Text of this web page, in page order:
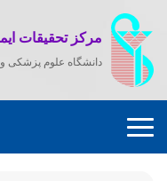
مرکز تحقیقات
دانشگاه علوم پزشکی